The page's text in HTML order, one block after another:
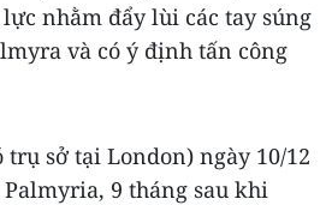
nhằm đẩy lùi các tay súng
và có ý định tấn công
trụ sở tại London) ngày 10/12
9 tháng sau khi